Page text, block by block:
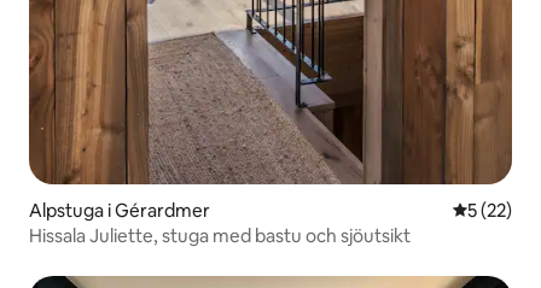
Alpstuga i Gérardmer 5 av 5 i
5 (22)
Hissala Juliette, stuga med bastu och sjöutsikt